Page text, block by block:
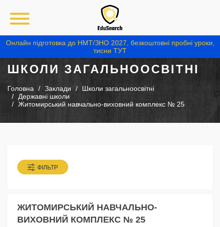
Онлайн підготовка до НМТ/ЗНО 2027, безкоштовні пробні уроки,
тисни ТУТ
ШКОЛИ ЗАГАЛЬНООСВІТНІ
Головна Заклади
Школи загальноосвітні
Державні школи
Житомирський навчально-виховний комплекс № 25
ФІЛЬТР
ЖИТОМИРСЬКИЙ НАВЧАЛЬНО-
ВИХОВНИЙ КОМПЛЕКС № 25